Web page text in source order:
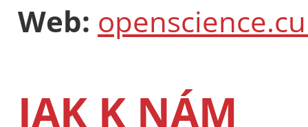
Web:
JAK K NÁM